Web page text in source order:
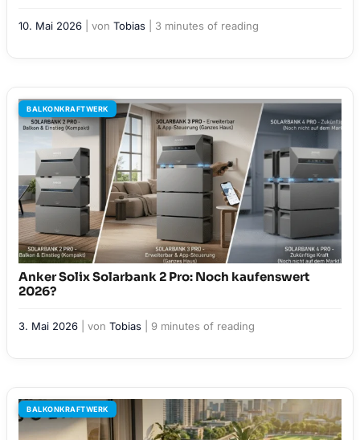
10. Mai 2026 | von Tobias 3 minutes of reading
Anker Solix Solarbank 2 Pro: Noch kaufenswert
2026?
3. Mai 2026 | von Tobias 9 minutes of reading
BALKONKRAFTWERK
BALKONKRAFTWERK